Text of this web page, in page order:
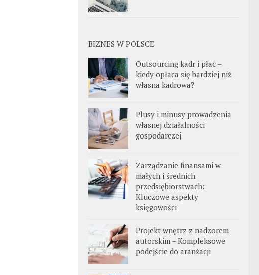
BIZNES W POLSCE
Outsourcing kadr i płac –
kiedy opłaca się bardziej niż
własna kadrowa?
Plusy i minusy prowadzenia
własnej działalności
gospodarczej
Zarządzanie finansami w
małych i średnich
przedsiębiorstwach:
Kluczowe aspekty
księgowości
Projekt wnętrz z nadzorem
autorskim – Kompleksowe
podejście do aranżacji